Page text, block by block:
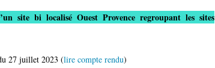
site bi localisé Ouest Provence regroupant les sites
27 juillet 2023 (lire compte rendu)